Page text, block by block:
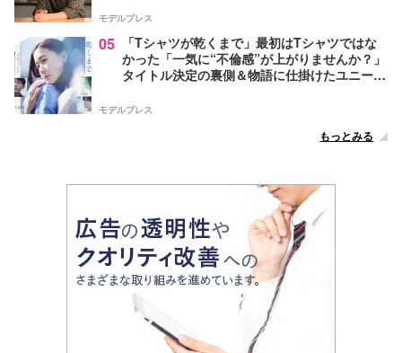
モデルプレス
05
「Tシャツが乾くまで」最初はTシャツではな
かった「一気に“不倫感”が上がりませんか？」
タイトル決定の裏側＆物語に仕掛けたユニーク
モデルプレス
もっとみる